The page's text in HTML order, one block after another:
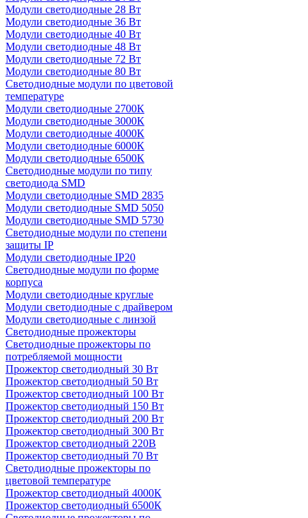
Модули светодиодные 28 Вт
Модули светодиодные 36 Вт
Модули светодиодные 40 Вт
Модули светодиодные 48 Вт
Модули светодиодные 72 Вт
Модули светодиодные 80 Вт
Светодиодные модули по цветовой
температуре
Модули светодиодные 2700К
Модули светодиодные 3000К
Модули светодиодные 4000К
Модули светодиодные 6000К
Модули светодиодные 6500К
Светодиодные модули по типу
светодиода SMD
Модули светодиодные SMD 2835
Модули светодиодные SMD 5050
Модули светодиодные SMD 5730
Светодиодные модули по степени
защиты IP
Модули светодиодные IP20
Светодиодные модули по форме
корпуса
Модули светодиодные круглые
Модули светодиодные с драйвером
Модули светодиодные с линзой
Светодиодные прожекторы
Светодиодные прожекторы по
потребляемой мощности
Прожектор светодиодный 30 Вт
Прожектор светодиодный 50 Вт
Прожектор светодиодный 100 Вт
Прожектор светодиодный 150 Вт
Прожектор светодиодный 200 Вт
Прожектор светодиодный 300 Вт
Прожектор светодиодный 220В
Прожектор светодиодный 70 Вт
Светодиодные прожекторы по
цветовой температуре
Прожектор светодиодный 4000К
Прожектор светодиодный 6500К